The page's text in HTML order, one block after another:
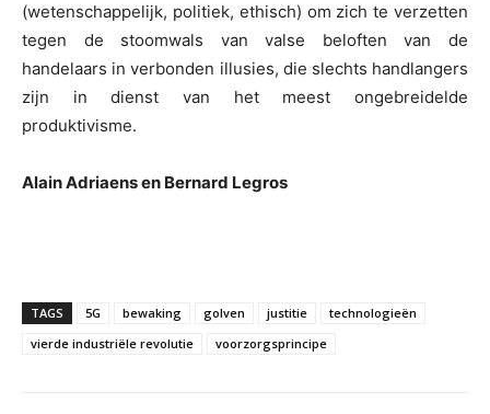
(wetenschappelijk, politiek, ethisch) om zich te verzetten
tegen de stoomwals van valse beloften van de
handelaars in verbonden illusies, die slechts handlangers
zijn in dienst van het meest ongebreidelde
produktivisme.
Alain Adriaens en Bernard Legros
TAGS 5G bewaking golven justitie
technologieën
vierde industriële revolutie
voorzorgsprincipe